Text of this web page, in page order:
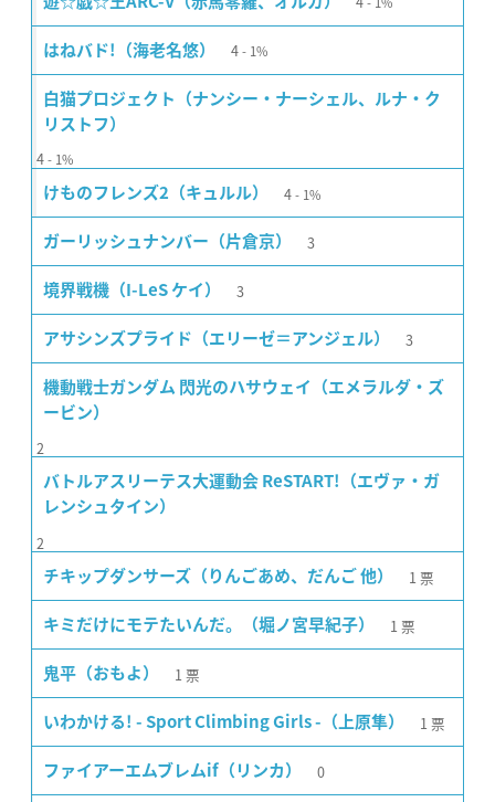
はねバド!（海老名悠） 4 1%
白猫プロジェクト（ナンシー・ナーシェル、ルナ・ク
リストフ）
4 1%
けものフレンズ2（キュルル） 4 1%
ガーリッシュナンバー（片倉京） 3
境界戦機（I-LeS ケイ） 3
アサシンズプライド（エリーゼ＝アンジェル） 3
機動戦士ガンダム 閃光のハサウェイ（エメラルダ・ズ
ービン）
2
バトルアスリーテス大運動会 ReSTART!（エヴァ・ガ
レンシュタイン）
2
チキップダンサーズ（りんごあめ、だんご 他） 1 票
キミだけにモテたいんだ。（堀ノ宮早紀子） 1 票
鬼平（おもよ） 1 票
いわかける! - Sport Climbing Girls -（上原隼） 1 票
ファイアーエムブレムif（リンカ） 0